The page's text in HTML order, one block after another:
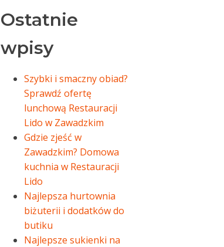
Ostatnie
wpisy
Szybki i smaczny obiad?
Sprawdź ofertę
lunchową Restauracji
Lido w Zawadzkim
Gdzie zjeść w
Zawadzkim? Domowa
kuchnia w Restauracji
Lido
Najlepsza hurtownia
biżuterii i dodatków do
butiku
Najlepsze sukienki na